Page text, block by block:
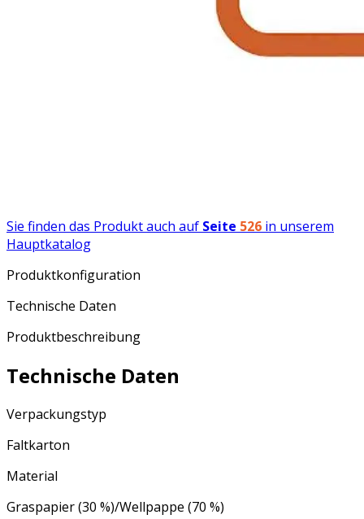
Sie finden das Produkt auch auf Seite 526 in unserem
Hauptkatalog
Produktkonfiguration
Technische Daten
Produktbeschreibung
Technische Daten
Verpackungstyp
Faltkarton
Material
Graspapier (30 %)/Wellpappe (70 %)